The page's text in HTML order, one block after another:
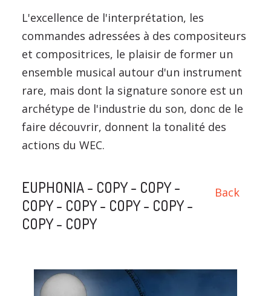
L'excellence de l'interprétation, les
commandes adressées à des compositeurs
et compositrices, le plaisir de former un
ensemble musical autour d'un instrument
rare, mais dont la signature sonore est un
archétype de l'industrie du son, donc de le
faire découvrir, donnent la tonalité des
actions du WEC.
Back
EUPHONIA - COPY - COPY -
COPY - COPY - COPY - COPY -
COPY - COPY